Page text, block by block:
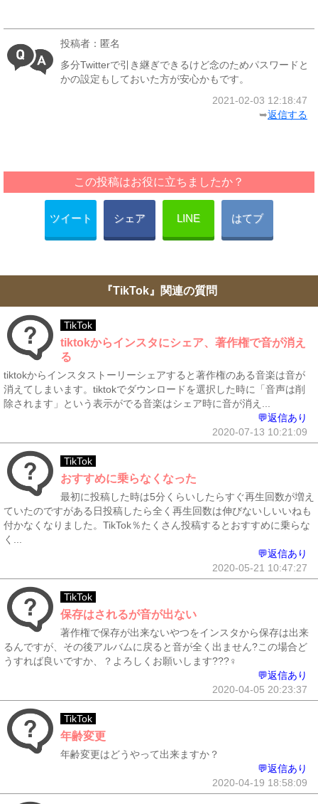
投稿者：匿名
多分Twitterで引き継ぎできるけど念のためパスワードと
かの設定もしておいた方が安心かもです。
2021-02-03 12:18:47
➥返信する
この投稿はお役に立ちましたか？
ツイート シェア LINE はてブ
『TikTok』関連の質問
TikTok
tiktokからインスタにシェア、著作権で音が消え
る
tiktokからインスタストーリーシェアすると著作権のある音楽は音が
消えてしまいます。tiktokでダウンロードを選択した時に「音声は削
除されます」という表示がでる音楽はシェア時に音が消え...
💬返信あり
2020-07-13 10:21:09
TikTok
おすすめに乗らなくなった
最初に投稿した時は5分くらいしたらすぐ再生回数が増え
ていたのですがある日投稿したら全く再生回数は伸びないしいいねも
付かなくなりました。TikTok％たくさん投稿するとおすすめに乗らな
く...
💬返信あり
2020-05-21 10:47:27
TikTok
保存はされるが音が出ない
著作権で保存が出来ないやつをインスタから保存は出来
るんですが、その後アルバムに戻ると音が全く出ません?この場合ど
うすれば良いですか、？よろしくお願いします???‍♀️
💬返信あり
2020-04-05 20:23:37
TikTok
年齢変更
年齢変更はどうやって出来ますか？
💬返信あり
2020-04-19 18:58:09